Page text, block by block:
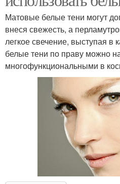
Матовые белые тени могут
внеся свежесть, а
легкое свечение, выступая в
белые тени по праву можно
многофункциональными в